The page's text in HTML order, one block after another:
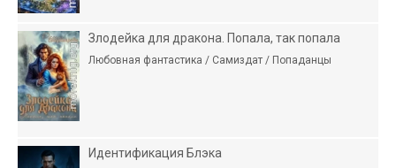
Злодейка для дракона. Попала, так попала
Любовная фантастика / Самиздат / Попаданцы
Идентификация Блэка